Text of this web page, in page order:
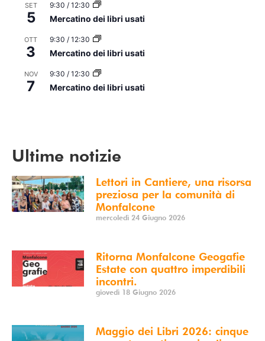
SET
5
9:30 / 12:30
Mercatino dei libri usati
OTT
3
9:30 / 12:30
Mercatino dei libri usati
NOV
7
9:30 / 12:30
Mercatino dei libri usati
Ultime notizie
Lettori in Cantiere, una risorsa
preziosa per la comunità di
Monfalcone
mercoledì 24 Giugno 2026
Ritorna Monfalcone Geogafie
Estate con quattro imperdibili
incontri.
giovedì 18 Giugno 2026
Maggio dei Libri 2026: cinque